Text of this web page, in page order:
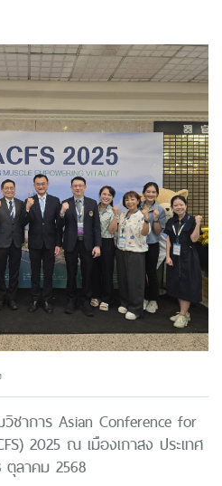
ชาการ Asian Conference for
2025 ณ เมืองเกาสง ประเทศ
ตุลาคม 2568